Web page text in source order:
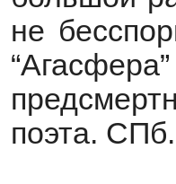
не
поэта.